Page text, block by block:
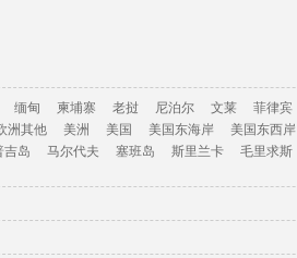
缅甸 柬埔寨 老挝 尼泊尔 文莱 菲律宾
洲其他 美洲 美国 美国东海岸 美国东西岸
吉岛 马尔代夫 塞班岛 斯里兰卡 毛里求斯